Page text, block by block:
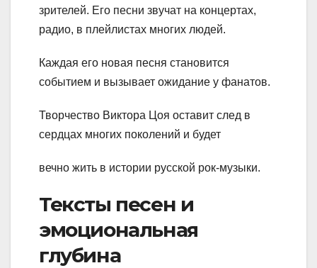
зрителей. Его песни звучат на концертах,
радио, в плейлистах многих людей.
Каждая его новая песня становится
событием и вызывает ожидание у фанатов.
Творчество Виктора Цоя оставит след в
сердцах многих поколений и будет
вечно жить в истории русской рок-музыки.
Тексты песен и
эмоциональная
глубина